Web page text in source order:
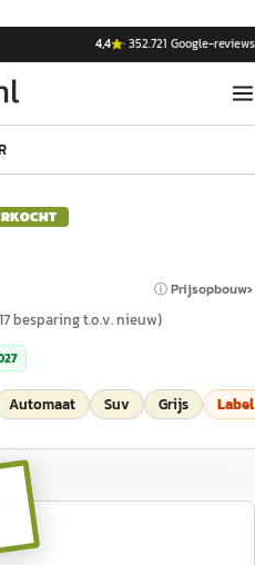
4,4 ·352.721 Google-reviews
ⓘ Prijsopbouw
besparing t.o.v. nieuw)
Automaat Suv Grijs